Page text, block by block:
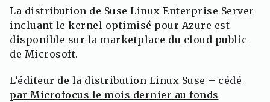
La distribution de Suse Linux Enterprise Server
incluant le kernel optimisé pour Azure est
disponible sur la marketplace du cloud public
de Microsoft.
L’éditeur de la distribution Linux Suse – cédé
par Microfocus le mois dernier au fonds